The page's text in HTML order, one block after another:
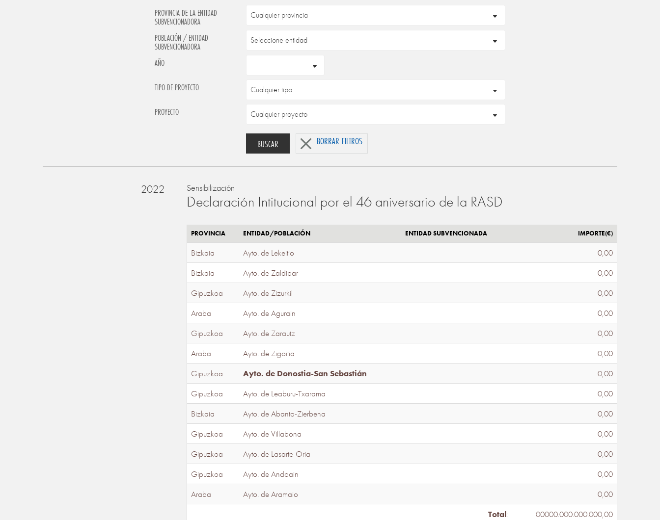
PROVINCIA DE LA ENTIDAD
SUBVENCIONADORA
POBLACIÓN / ENTIDAD
SUBVENCIONADORA
AÑO
TIPO DE PROYECTO
PROYECTO
BUSCAR BORRAR FILTROS
2022 Sensibilización
Declaración Intitucional por el 46 aniversario de la RASD
PROVINCIA ENTIDAD/POBLACIÓN ENTIDAD SUBVENCIONADA IMPORTE(€)
Bizkaia Ayto. de Lekeitio
0,00
Bizkaia
Ayto. de Zaldibar
0,00
Gipuzkoa
Ayto. de Zizurkil
0,00
Araba
Ayto. de Agurain
0,00
Gipuzkoa
Ayto. de Zarautz
0,00
Araba
Ayto. de Zigoitia
0,00
Gipuzkoa
Ayto. de Donostia-San Sebastián
0,00
Gipuzkoa
Ayto. de Leaburu-Txarama
0,00
Bizkaia
Ayto. de Abanto-Zierbena
0,00
Gipuzkoa
Ayto. de Villabona
0,00
Gipuzkoa
Ayto. de Lasarte-Oria
0,00
Gipuzkoa
Ayto. de Andoain
0,00
Araba
Ayto. de Aramaio
0,00
Total: 00000.000.000.000,00